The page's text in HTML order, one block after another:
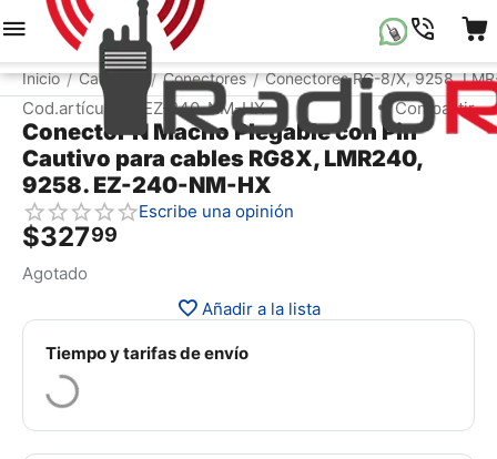
Inicio / Catálogo / Conectores / Conectores RG-8/X, 9258,
Cod.artículo: EZ-240-NM-HX Compartir
Conector N Macho Plegable con Pin
Cautivo para cables RG8X, LMR240,
9258. EZ-240-NM-HX
Escribe una opinión
$32799
Agotado
Añadir a la lista
Tiempo y tarifas de envío
Menú Buscar Lista de la